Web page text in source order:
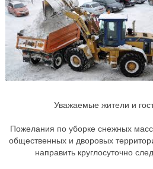
Уважаемые жители и
Пожелания по уборке снежных
общественных и дворовых
направить круглосуточно